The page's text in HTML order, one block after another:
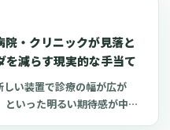
具体的なアドバイスが見られ
されています。しかし、
が低いからだ」と単純に片
を逃していることにつなが
まう背景には、さまざまな
記事では、応募者と連絡が
担当者の皆様に向けて、不
りたい」というポイント
各種の法令やガイドライン
ニック、訪問看護ステーシ
・クリニックが見落と
を減らす現実的な手当て
い装置で診療の幅が広が
いった明るい期待感が中心